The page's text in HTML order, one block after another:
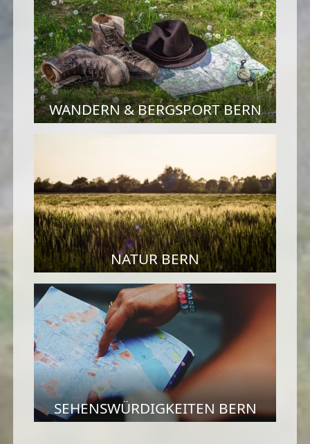
WANDERN & BERGSPORT BERN
NATUR BERN
SEHENSWÜRDIGKEITEN BERN